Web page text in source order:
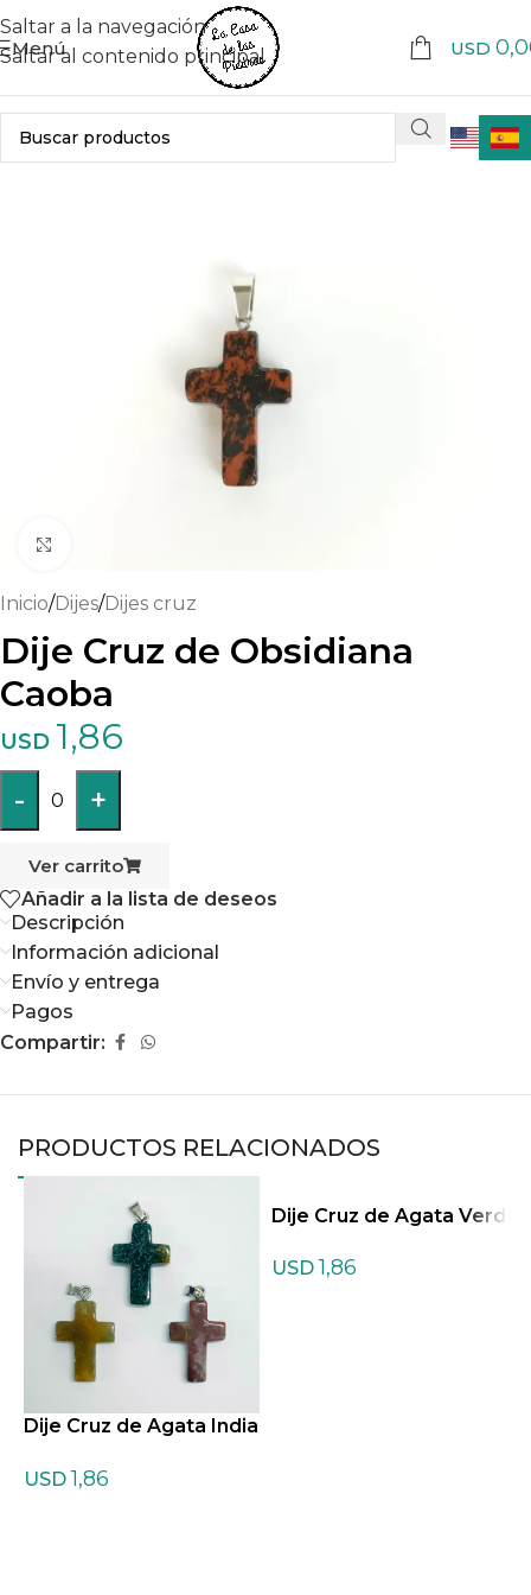
Saltar a la navegación
Saltar al contenido principal
Menú USD
Inicio/Dijes/Dijes cruz
Dije Cruz de Obsidiana
Caoba
USD 1,86
- 0 +
Ver carrito
Añadir a la lista de deseos
Descripción
Información adicional
Envío y entrega
Pagos
Compartir:
PRODUCTOS RELACIONADOS
Dije Cruz de Agata India
USD 1,86
Dije Cruz de Agata Verd
USD 1,86